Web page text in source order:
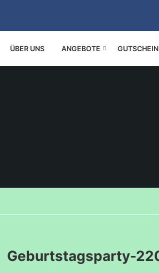
ÜBER UNS ANGEBOTE
Geburtstagsparty-